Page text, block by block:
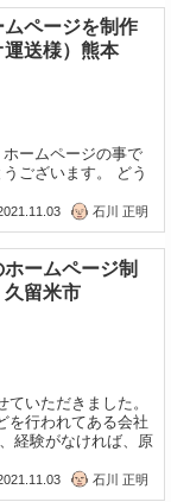
ページを制作
送様）熊本
ームページの事で
ございます。 どう
石川 正明
ームページ制
久留米市
いただきました。
を行われてある会社
経験がなければ、原
石川 正明